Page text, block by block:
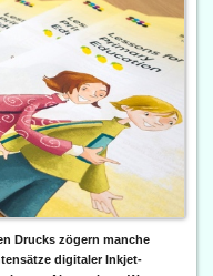
Drucks zögern manche
digitaler Inkjet-